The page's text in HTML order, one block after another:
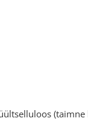
(taimne